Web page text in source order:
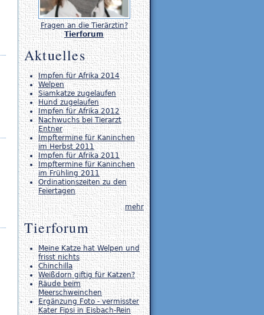
Fragen an die Tierärztin?
Tierforum
Aktuelles
Impfen für Afrika 2014
Welpen
Siamkatze zugelaufen
Hund zugelaufen
Impfen für Afrika 2012
Nachwuchs bei Tierarzt
Entner
Impftermine für Kaninchen
im Herbst 2011
Impfen für Afrika 2011
Impftermine für Kaninchen
im Frühling 2011
Ordinationszeiten zu den
Feiertagen
mehr
Tierforum
Meine Katze hat Welpen und
frisst nichts
Chinchilla
Weißdorn giftig für Katzen?
Räude beim
Meerschweinchen
Ergänzung Foto - vermisster
Kater Fipsi in Eisbach-Rein